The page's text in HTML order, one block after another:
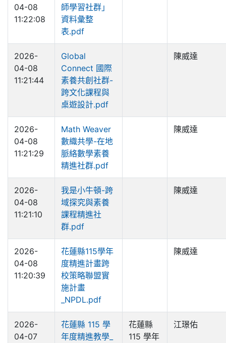
04-08
11:22:08
師學習社群」
資料彙整
表.pdf
2026-
04-08
11:21:44
Global
Connect 國際
素養共創社群-
跨文化課程與
桌遊設計.pdf
陳威達
2026-
04-08
11:21:29
Math Weaver
數織共學-在地
脈絡數學素養
精進社群.pdf
陳威達
2026-
04-08
11:21:10
我是小牛頓-跨
域探究與素養
課程精進社
群.pdf
陳威達
2026-
04-08
11:20:39
花蓮縣115學年
度精進計畫跨
校策略聯盟實
施計畫
_NPDL.pdf
陳威達
2026-
04-07
花蓮縣 115 學
年度精進教學_
花蓮縣
115 學年
江璟佑